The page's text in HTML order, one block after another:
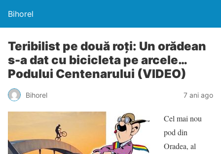
Bihorel
Teribilist pe două roţi: Un orădean
s-a dat cu bicicleta pe arcele…
Podului Centenarului (VIDEO)
Bihorel 7 ani ago
Cel mai nou
pod din
Oradea, al